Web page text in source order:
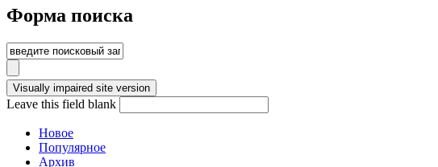
Форма поиска
Leave this field blank
Новое
Популярное
Архив